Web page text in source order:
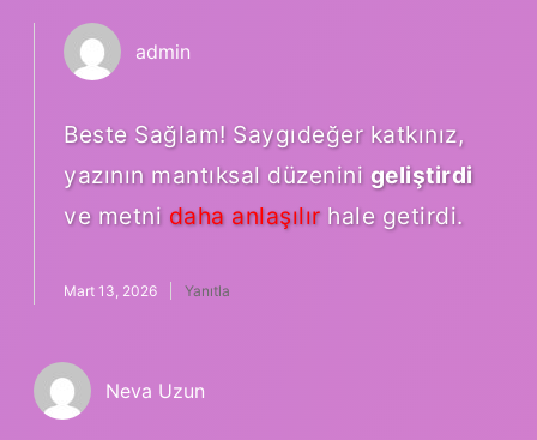
admin
Beste Sağlam! Saygıdeğer katkınız,
yazının mantıksal düzenini geliştirdi
ve metni daha anlaşılır hale getirdi.
Mart 13, 2026 Yanıtla
Neva Uzun